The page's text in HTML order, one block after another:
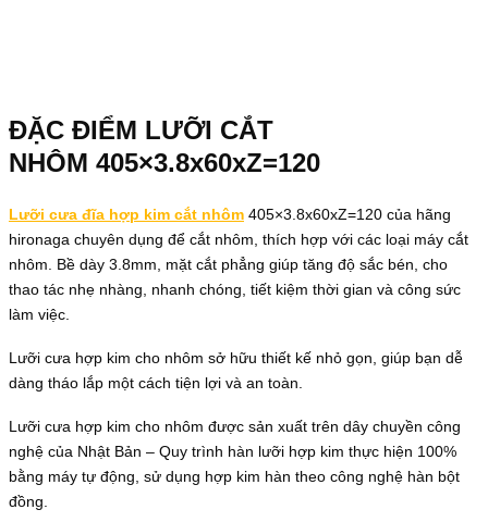
ĐẶC ĐIỂM LƯỠI CẮT
NHÔM 405×3.8x60xZ=120
Lưỡi cưa đĩa hợp kim cắt nhôm 405×3.8x60xZ=120 của hãng
hironaga chuyên dụng để cắt nhôm, thích hợp với các loại máy cắt
nhôm. Bề dày 3.8mm, mặt cắt phẳng giúp tăng độ sắc bén, cho
thao tác nhẹ nhàng, nhanh chóng, tiết kiệm thời gian và công sức
làm việc.
Lưỡi cưa hợp kim cho nhôm sở hữu thiết kế nhỏ gọn, giúp bạn dễ
dàng tháo lắp một cách tiện lợi và an toàn.
Lưỡi cưa hợp kim cho nhôm được sản xuất trên dây chuyền công
nghệ của Nhật Bản – Quy trình hàn lưỡi hợp kim thực hiện 100%
bằng máy tự động, sử dụng hợp kim hàn theo công nghệ hàn bột
đồng.